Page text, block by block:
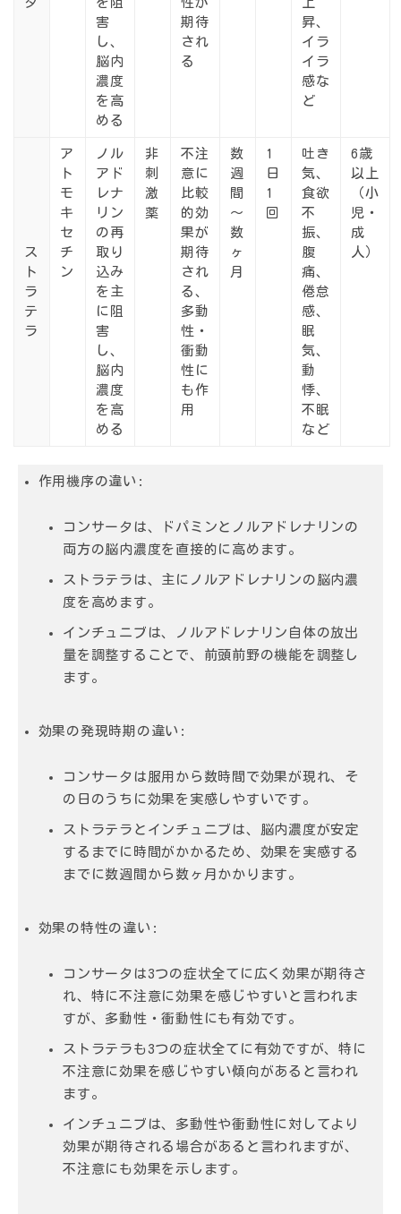
害
し、
脳内
濃度
を高
める
期待
され
る
昇、
イラ
イラ
感な
ど
ス
ト
ラ
テ
ラ
ア
ト
モ
キ
セ
チ
ン
ノル
アド
レナ
リン
の再
取り
込み
を主
に阻
害
し、
脳内
濃度
を高
める
非
刺
激
薬
不注
意に
比較
的効
果が
期待
され
る、
多動
性・
衝動
性に
も作
用
数
週
間
～
数
ヶ
月
1
日
1
回
吐き
気、
食欲
不
振、
腹
痛、
倦怠
感、
眠
気、
動
悸、
不眠
など
6歳
以上
（小
児・
成
人）
作用機序の違い:
コンサータは、ドパミンとノルアドレナリンの
両方の脳内濃度を直接的に高めます。
ストラテラは、主にノルアドレナリンの脳内濃
度を高めます。
インチュニブは、ノルアドレナリン自体の放出
量を調整することで、前頭前野の機能を調整し
ます。
効果の発現時期の違い:
コンサータは服用から数時間で効果が現れ、そ
の日のうちに効果を実感しやすいです。
ストラテラとインチュニブは、脳内濃度が安定
するまでに時間がかかるため、効果を実感する
までに数週間から数ヶ月かかります。
効果の特性の違い:
コンサータは3つの症状全てに広く効果が期待さ
れ、特に不注意に効果を感じやすいと言われま
すが、多動性・衝動性にも有効です。
ストラテラも3つの症状全てに有効ですが、特に
不注意に効果を感じやすい傾向があると言われ
ます。
インチュニブは、多動性や衝動性に対してより
効果が期待される場合があると言われますが、
不注意にも効果を示します。